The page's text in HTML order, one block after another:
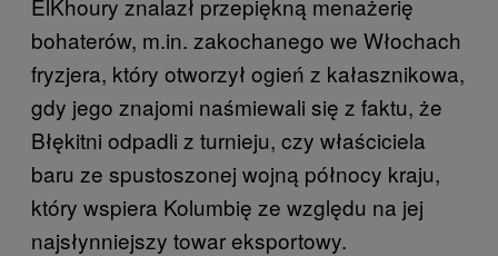
bohaterów, m.in. zakochanego we Włochach
fryzjera, który otworzył ogień z kałasznikowa,
gdy jego znajomi naśmiewali się z faktu, że
Błękitni odpadli z turnieju, czy właściciela
baru ze spustoszonej wojną północy kraju,
który wspiera Kolumbię ze względu na jej
najsłynniejszy towar eksportowy.